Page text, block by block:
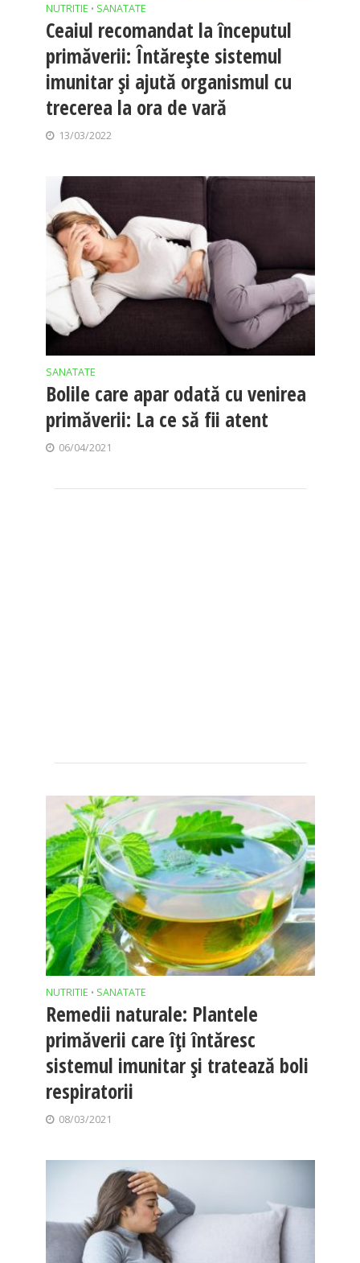
NUTRITIE • SANATATE
Ceaiul recomandat la începutul
primăverii: Întărește sistemul
imunitar și ajută organismul cu
trecerea la ora de vară
13/03/2022
SANATATE
Bolile care apar odată cu venirea
primăverii: La ce să fii atent
06/04/2021
NUTRITIE • SANATATE
Remedii naturale: Plantele
primăverii care îți întăresc
sistemul imunitar și tratează boli
respiratorii
08/03/2021